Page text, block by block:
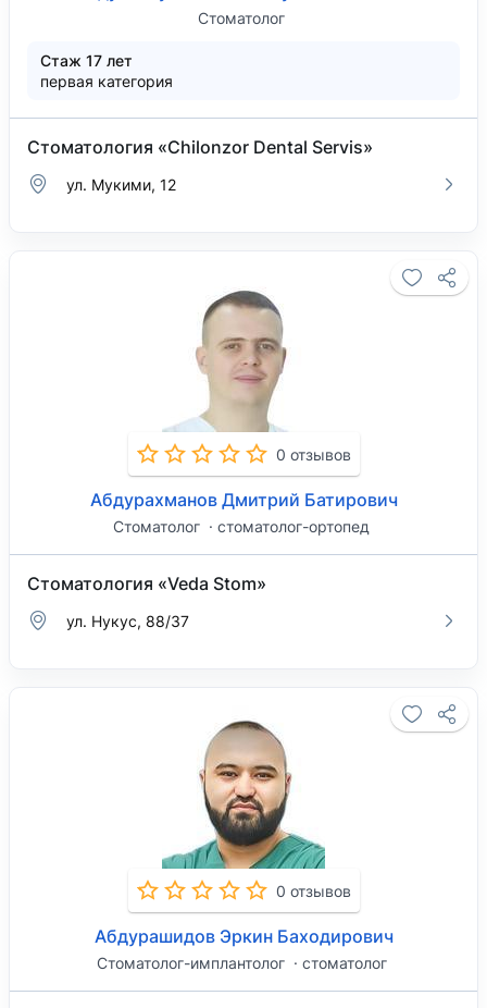
Стоматолог
Стаж 17 лет
первая категория
Стоматология «Chilonzor Dental Servis»
ул. Мукими, 12
0 отзывов
Абдурахманов Дмитрий Батирович
Стоматолог стоматолог-ортопед
Стоматология «Veda Stom»
ул. Нукус, 88/37
0 отзывов
Абдурашидов Эркин Баходирович
Стоматолог-имплантолог стоматолог